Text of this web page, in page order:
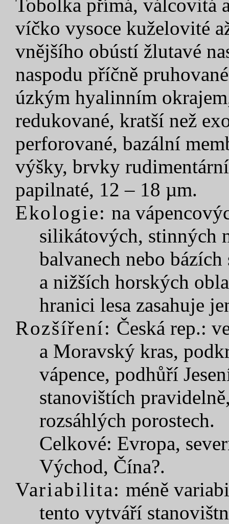
Tobolka přímá, válcovitá
víčko vysoce kuželovité
vnějšího obústí žlutavé
naspodu příčně
úzkým hyalinním
redukované, kratší než
perforované, bazální
výšky, brvky
papilnaté, 12 – 18 µm.
Ekologie: na
silikátových, stinných
balvanech nebo
a nižších horských
hranici lesa zasahuje
Rozšíření: Česká rep.:
a Moravský kras,
vápence, podhůří
stanovištích
rozsáhlých porostech.
Celkové: Evropa,
Východ, Čína?.
Variabilita: méně
tento vytváří